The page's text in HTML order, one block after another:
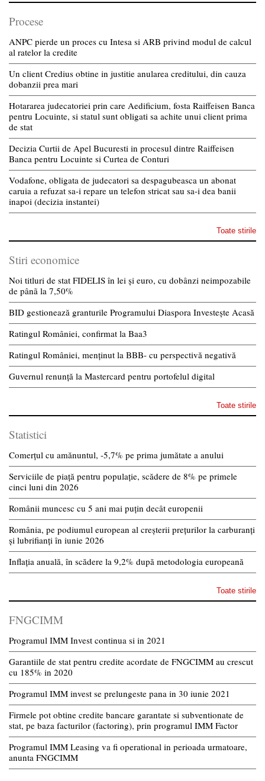
Procese
ANPC pierde un proces cu Intesa si ARB privind modul de calcul
al ratelor la credite
Un client Credius obtine in justitie anularea creditului, din cauza
dobanzii prea mari
Hotararea judecatoriei prin care Aedificium, fosta Raiffeisen Banca
pentru Locuinte, si statul sunt obligati sa achite unui client prima
de stat
Decizia Curtii de Apel Bucuresti in procesul dintre Raiffeisen
Banca pentru Locuinte si Curtea de Conturi
Vodafone, obligata de judecatori sa despagubeasca un abonat
caruia a refuzat sa-i repare un telefon stricat sau sa-i dea banii
inapoi (decizia instantei)
Toate stirile
Stiri economice
Noi titluri de stat FIDELIS în lei și euro, cu dobânzi neimpozabile
de pânã la 7,50%
BID gestionează granturile Programului Diaspora Investește Acasă
Ratingul României, confirmat la Baa3
Ratingul României, menținut la BBB- cu perspectivă negativă
Guvernul renunță la Mastercard pentru portofelul digital
Toate stirile
Statistici
Comerțul cu amănuntul, -5,7% pe prima jumătate a anului
Serviciile de piață pentru populație, scădere de 8% pe primele
cinci luni din 2026
Românii muncesc cu 5 ani mai puțin decât europenii
România, pe podiumul european al creșterii prețurilor la carburanți
și lubrifianți în iunie 2026
Inflația anuală, în scădere la 9,2% după metodologia europeană
Toate stirile
FNGCIMM
Programul IMM Invest continua si in 2021
Garantiile de stat pentru credite acordate de FNGCIMM au crescut
cu 185% in 2020
Programul IMM invest se prelungeste pana in 30 iunie 2021
Firmele pot obtine credite bancare garantate si subventionate de
stat, pe baza facturilor (factoring), prin programul IMM Factor
Programul IMM Leasing va fi operational in perioada urmatoare,
anunta FNGCIMM